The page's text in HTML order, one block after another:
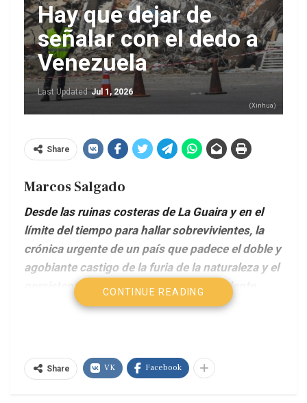
Hay que dejar de
señalar con el dedo a
Venezuela
Last UpdatedJul 1, 2026
(Xinhua)
Share
Marcos Salgado
Desde las ruinas costeras de La Guaira y en el
límite del tiempo para hallar sobrevivientes, la
crónica urgente de un país que padece el doble y
agobiante castigo de la furia de la naturaleza y el
persistente asedio geopolítico de Occidente.
afectaciones por el doble terremoto del 24 de
CONTINUE READING
Share VK Facebook